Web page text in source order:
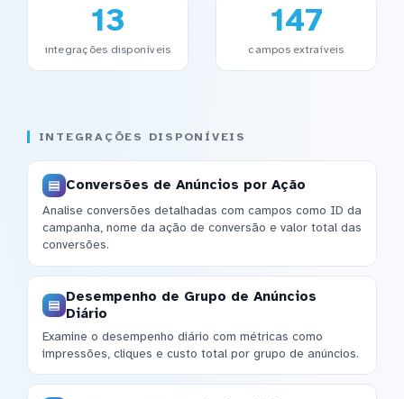
13
integrações disponíveis
147
campos extraíveis
INTEGRAÇÕES DISPONÍVEIS
Conversões de Anúncios por Ação
Analise conversões detalhadas com campos como ID da
campanha, nome da ação de conversão e valor total das
conversões.
Desempenho de Grupo de Anúncios
Diário
Examine o desempenho diário com métricas como
impressões, cliques e custo total por grupo de anúncios.